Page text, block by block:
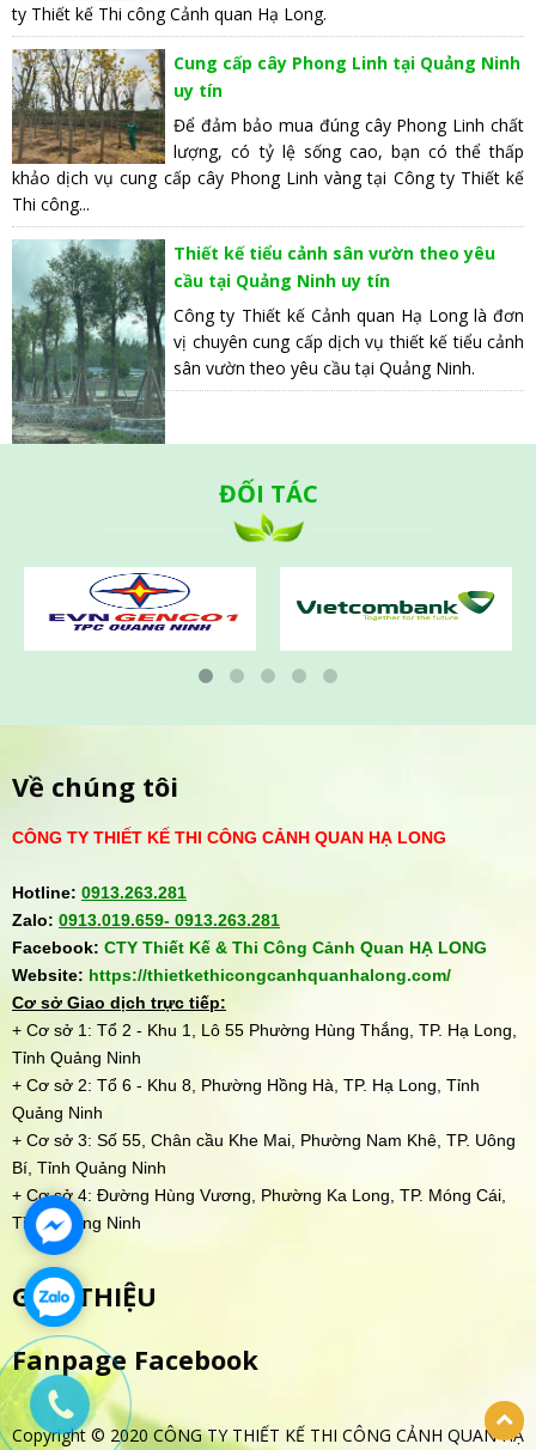
ty Thiết kế Thi công Cảnh quan Hạ Long.
Cung cấp cây Phong Linh tại Quảng Ninh
uy tín
Để đảm bảo mua đúng cây Phong Linh chất
lượng, có tỷ lệ sống cao, bạn có thể thấp
khảo dịch vụ cung cấp cây Phong Linh vàng tại Công ty Thiết kế
Thi công...
Thiết kế tiểu cảnh sân vườn theo yêu
cầu tại Quảng Ninh uy tín
Công ty Thiết kế Cảnh quan Hạ Long là đơn
vị chuyên cung cấp dịch vụ thiết kế tiểu cảnh
sân vườn theo yêu cầu tại Quảng Ninh.
ĐỐI TÁC
Về chúng tôi
CÔNG TY THIẾT KẾ THI CÔNG CẢNH QUAN HẠ LONG
Hotline: 0913.263.281
Zalo: 0913.019.659- 0913.263.281
Facebook: CTY Thiết Kế & Thi Công Cảnh Quan HẠ LONG
Website: https://thietkethicongcanhquanhalong.com/
Cơ sở Giao dịch trực tiếp:
+ Cơ sở 1: Tổ 2 - Khu 1, Lô 55 Phường Hùng Thắng, TP. Hạ Long,
Tỉnh Quảng Ninh
+ Cơ sở 2: Tổ 6 - Khu 8, Phường Hồng Hà, TP. Hạ Long, Tỉnh
Quảng Ninh
+ Cơ sở 3: Số 55, Chân cầu Khe Mai, Phường Nam Khê, TP. Uông
Bí, Tỉnh Quảng Ninh
+ Cơ sở 4: Đường Hùng Vương, Phường Ka Long, TP. Móng Cái,
Tỉnh Quảng Ninh
GIỚI THIỆU
Fanpage Facebook
Copyright © 2020 CÔNG TY THIẾT KẾ THI CÔNG CẢNH QUAN HẠ